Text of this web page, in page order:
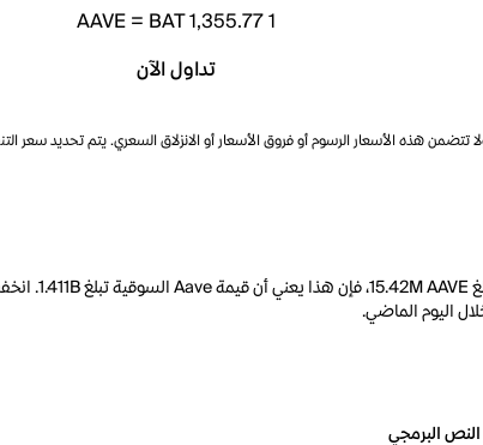
1
AAVE= BAT 1,355.77
تداول الآن
هذه الأسعار الرسوم أو فروق الأسعار أو الانزلاق السعري. يتم تحديد سعر
البرمجي